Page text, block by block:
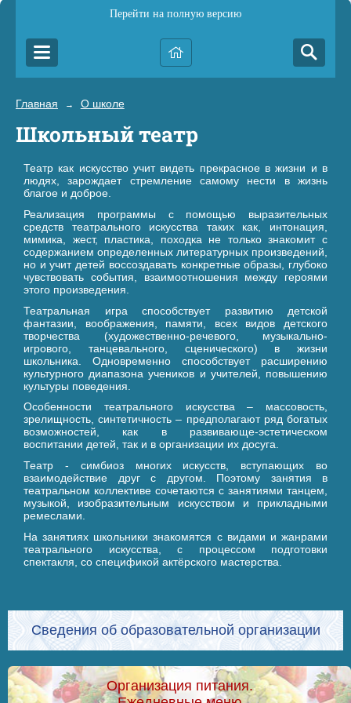
Перейти на полную версию
Главная → О школе
Школьный театр
Театр как искусство учит видеть прекрасное в жизни и в
людях, зарождает стремление самому нести в жизнь
благое и доброе.
Реализация программы с помощью выразительных
средств театрального искусства таких как, интонация,
мимика, жест, пластика, походка не только знакомит с
содержанием определенных литературных произведений,
но и учит детей воссоздавать конкретные образы, глубоко
чувствовать события, взаимоотношения между героями
этого произведения.
Театральная игра способствует развитию детской
фантазии, воображения, памяти, всех видов детского
творчества (художественно-речевого, музыкально-
игрового, танцевального, сценического) в жизни
школьника. Одновременно способствует расширению
культурного диапазона учеников и учителей, повышению
культуры поведения.
Особенности театрального искусства – массовость,
зрелищность, синтетичность – предполагают ряд богатых
возможностей, как в развивающе-эстетическом
воспитании детей, так и в организации их досуга.
Театр - симбиоз многих искусств, вступающих во
взаимодействие друг с другом. Поэтому занятия в
театральном коллективе сочетаются с занятиями танцем,
музыкой, изобразительным искусством и прикладными
ремеслами.
На занятиях школьники знакомятся с видами и жанрами
театрального искусства, с процессом подготовки
спектакля, со спецификой актёрского мастерства.
Сведения об образовательной организации
Организация питания.